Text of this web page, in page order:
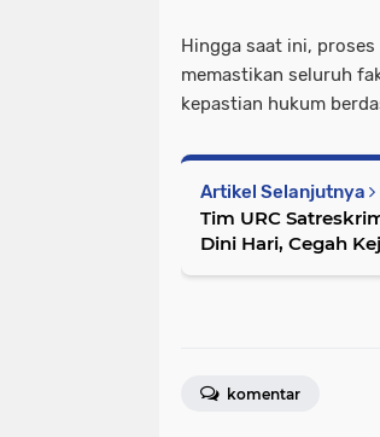
Hingga saat ini,
memastikan seluruh
kepastian hukum
Artikel Selanjutnya
Tim URC
Dini Hari, Cegah
komentar